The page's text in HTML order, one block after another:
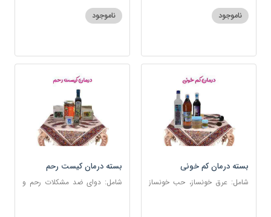
ناموجود
شربت حیات، کندر
ناموجود
بسته درمان کم خونی
شامل: عرق خونساز، حب خونساز
بسته درمان کیست رحم
شامل: دوای ضد مشکلات رحم و